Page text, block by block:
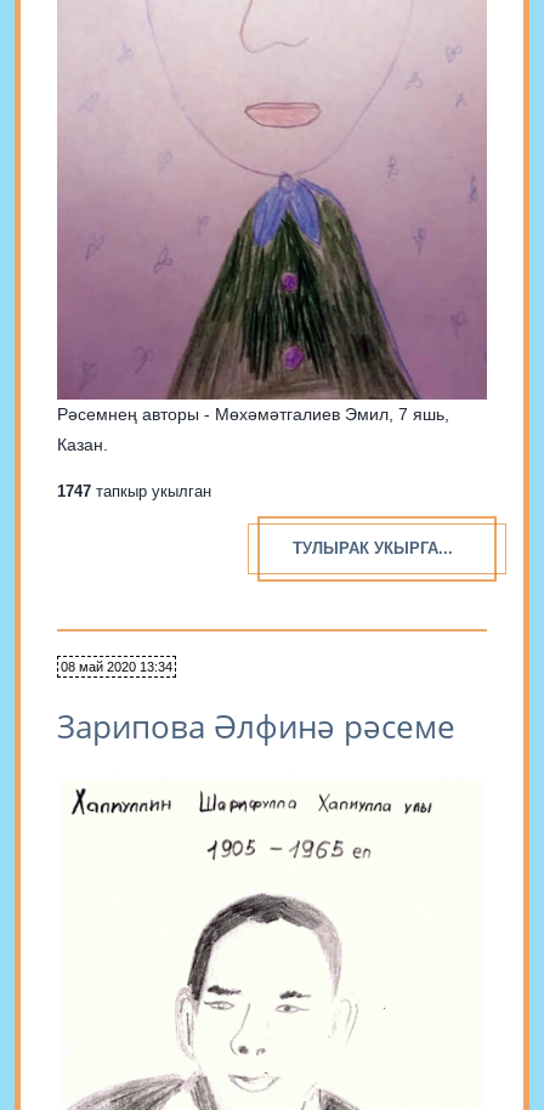
Рәсемнең авторы - Мөхәмәтгалиев Эмил, 7 яшь,
Казан.
1747 тапкыр укылган
ТУЛЫРАК УКЫРГА...
08 май 2020 13:34
Зарипова Әлфинә рәсеме